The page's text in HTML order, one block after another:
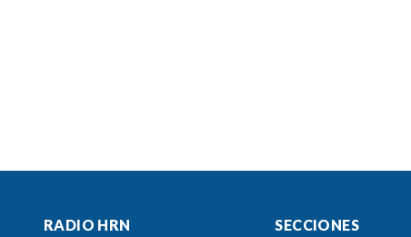
RADIO HRN SECCIONES